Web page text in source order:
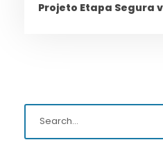
Projeto Etapa Segura